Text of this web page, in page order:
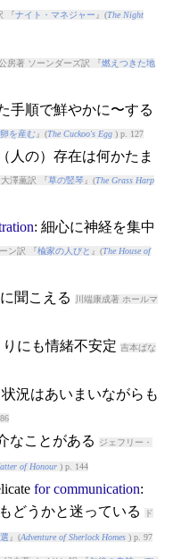
『ナイト・マネジャー 』(The Night
房著 ソーンダーズ訳 『燃えつきた地
手順で鮮やかに〜する
を産む』(The Cuckoo's Egg) p. 127
人の）存在は何かたま
澤薫訳 『草の竪琴』(The Grass Harp
: 細心に神経を集中
ン訳 『楡家の人びと 』(The House of
聞こえる 川端康成著 ホールマ
にも情緒不安定 吉本ばな
況はあいまいながらも
なことがある ジェフリー・
of Honour) p. 144
for communication:
どうかと迷っている
ド
』(Adventure of Sherlock Homes) p. 97